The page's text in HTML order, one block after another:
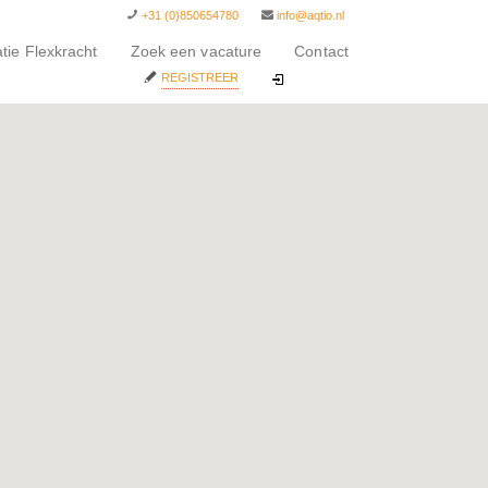
+31 (0)850654780 info@aqtio.nl
Flexkracht Zoek een vacature Contact
REGISTREER